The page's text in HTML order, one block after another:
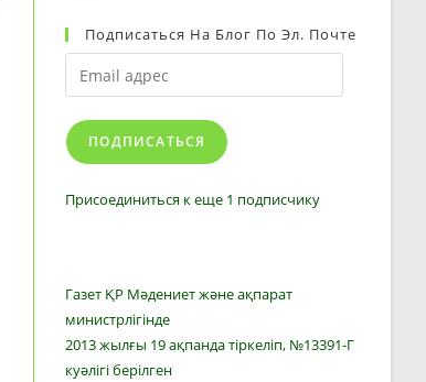
Подписаться На Блог По Эл. Почте
Email
адрес
ПОДПИСАТЬСЯ
Присоединиться к еще 1 подписчику
Газет ҚР Мәдениет және ақпарат
министрлігінде
2013 жылғы 19 ақпанда тіркеліп, №13391-Г
куәлігі берілген